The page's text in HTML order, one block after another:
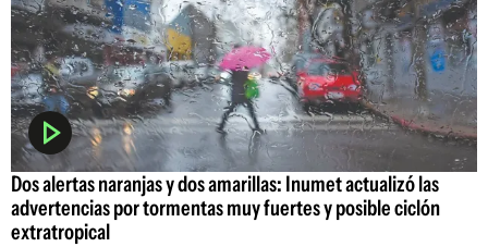
Dos alertas naranjas y dos amarillas: Inumet actualizó las
advertencias por tormentas muy fuertes y posible ciclón
extratropical